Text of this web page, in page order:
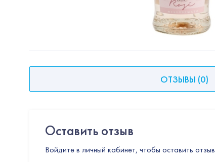
ОТЗЫВЫ (0)
Оставить отзыв
Войдите в личный кабинет, чтобы оставить отзыв